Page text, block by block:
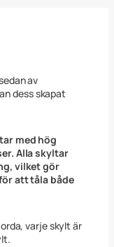
av
dess skapat
med hög
Alla skyltar
vilket gör
att tåla både
varje skylt är